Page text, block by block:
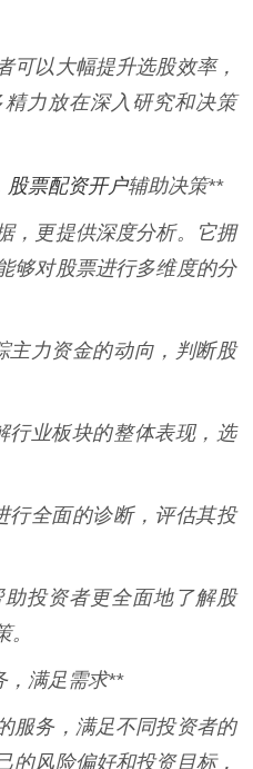
可以大幅提升选股效率，
力放在深入研究和决策
股票配资开户辅助决策**
，更提供深度分析。它拥
够对股票进行多维度的分
主力资金的动向，判断股
行业板块的整体表现，选
行全面的诊断，评估其投
投资者更全面地了解股
，满足需求**
服务，满足不同投资者的
的风险偏好和投资目标，